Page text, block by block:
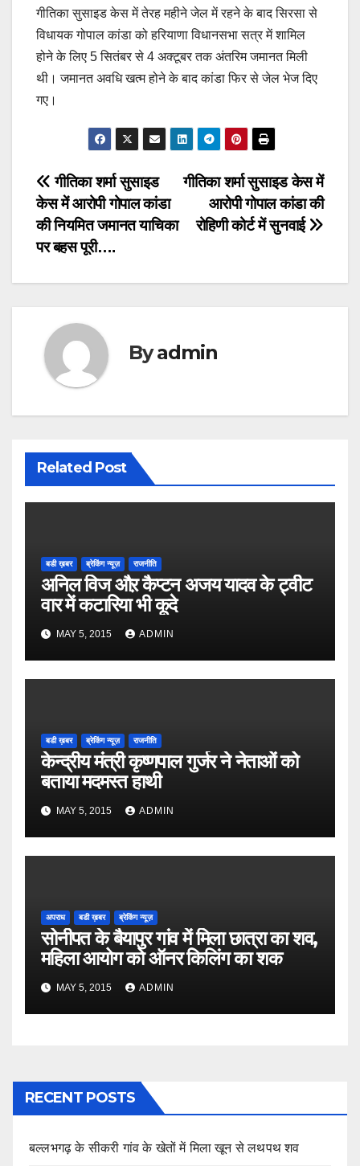
गीतिका सुसाइड केस में तेरह महीने जेल में रहने के बाद सिरसा से
विधायक गोपाल कांडा को हरियाणा विधानसभा सत्र में शामिल
होने के लिए 5 सितंबर से 4 अक्टूबर तक अंतरिम जमानत मिली
थी। जमानत अवधि खत्म होने के बाद कांडा फिर से जेल भेज दिए
गए।
Post
navigation
गीतिका शर्मा सुसाइड केस में
आरोपी गोपाल कांडा की
रोहिणी कोर्ट में सुनवाई
गीतिका शर्मा सुसाइड
केस में आरोपी गोपाल कांडा
की नियमित जमानत याचिका
पर बहस पूरी….
Byadmin
Related Post
बडी ख़बर ब्रेकिंग न्यूज़ राजनीति
अनिल विज औऱ कैप्टन अजय यादव के ट्वीट
वार में कटारिया भी कूदे
MAY 5, 2015 ADMIN
बडी ख़बर ब्रेकिंग न्यूज़ राजनीति
केन्द्रीय मंत्री कृष्णपाल गुर्जर ने नेताओं को
बताया मदमस्त हाथी
MAY 5, 2015 ADMIN
अपराध बडी ख़बर ब्रेकिंग न्यूज़
सोनीपत के बैयापुर गांव में मिला छात्रा का शव,
महिला आयोग को ऑनर किलिंग का शक
MAY 5, 2015 ADMIN
RECENT POSTS
बल्लभगढ़ के सीकरी गांव के खेतों में मिला खून से लथपथ शव